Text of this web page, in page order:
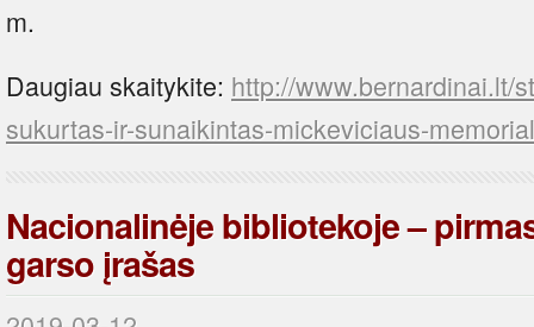
m.
Daugiau skaitykite: http://www.bernardinai.lt/
sukurtas-ir-sunaikintas-mickeviciaus-
Nacionalinėje bibliotekoje –
garso įrašas